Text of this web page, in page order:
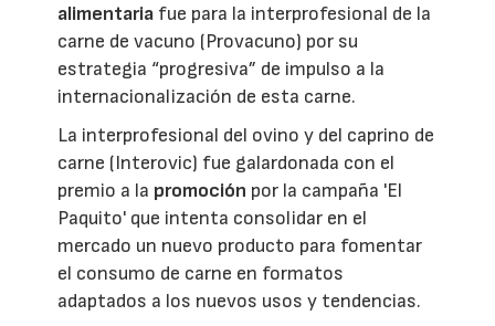
alimentaria fue para la interprofesional de la
carne de vacuno (Provacuno) por su
estrategia “progresiva” de impulso a la
internacionalización de esta carne.
La interprofesional del ovino y del caprino de
carne (Interovic) fue galardonada con el
premio a la promoción por la campaña 'El
Paquito' que intenta consolidar en el
mercado un nuevo producto para fomentar
el consumo de carne en formatos
adaptados a los nuevos usos y tendencias.